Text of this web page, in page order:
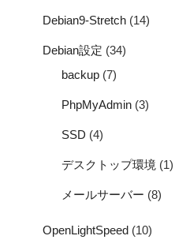
Debian9-Stretch (14)
Debian設定 (34)
backup (7)
PhpMyAdmin (3)
SSD (4)
デスクトップ環境 (1)
メールサーバー (8)
OpenLightSpeed (10)